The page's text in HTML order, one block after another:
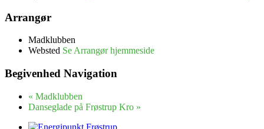
Arrangør
Madklubben
Websted Se Arrangør hjemmeside
Begivenhed Navigation
« Madklubben
Danseglade på Frøstrup Kro »